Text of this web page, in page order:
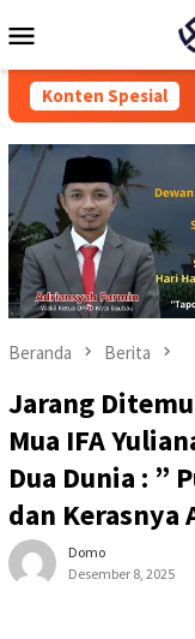
ke
Mobile
Konten Spesial
Beranda Berita
Jarang
Mua IFA
Dua Dunia : ”
dan Kerasnya
Domo
Desember 8, 2025